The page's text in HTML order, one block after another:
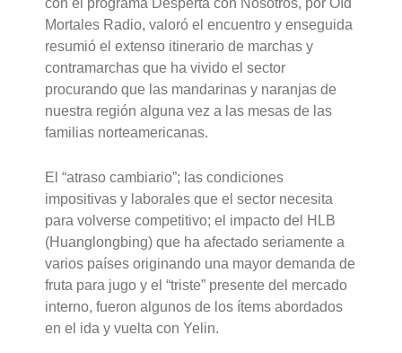
con el programa Despertá con Nosotros, por Oíd
Mortales Radio, valoró el encuentro y enseguida
resumió el extenso itinerario de marchas y
contramarchas que ha vivido el sector
procurando que las mandarinas y naranjas de
nuestra región alguna vez a las mesas de las
familias norteamericanas.
El “atraso cambiario”; las condiciones
impositivas y laborales que el sector necesita
para volverse competitivo; el impacto del HLB
(Huanglongbing) que ha afectado seriamente a
varios países originando una mayor demanda de
fruta para jugo y el “triste” presente del mercado
interno, fueron algunos de los ítems abordados
en el ida y vuelta con Yelin.